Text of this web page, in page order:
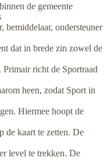
de gemeente
bemiddelaar, ondersteuner
dat in brede zin zowel de
Primair richt de Sportraad
heen, zodat Sport in
Hiermee hoopt de
de kaart te zetten. De
level te trekken. De